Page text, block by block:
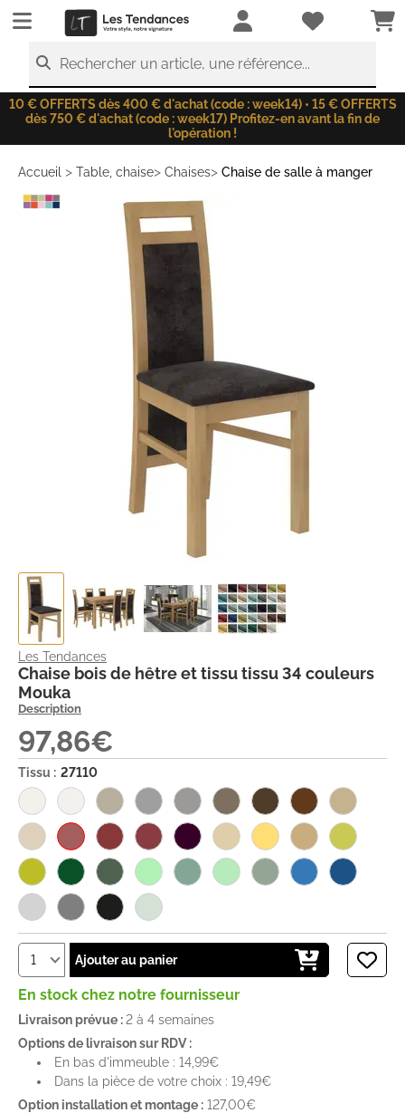
LesTendances.fr
Rechercher un article, une référence...
10 € OFFERTS dès 400 € d'achat (code : week14) • 15 € OFFERTS
dès 750 € d'achat (code : week17) Profitez-en avant la fin de
l'opération !
Accueil > Table, chaise> Chaises> Chaise de salle à manger
Les Tendances
Chaise bois de hêtre et tissu tissu 34 couleurs
Mouka
Description
97,86€
Tissu : 27110
Ajouter au panier
En stock chez notre fournisseur
Livraison prévue :2 à 4 semaines
Options de livraison sur RDV :
En bas d'immeuble : 14,99€
Dans la pièce de votre choix : 19,49€
Option installation et montage : 127,00€